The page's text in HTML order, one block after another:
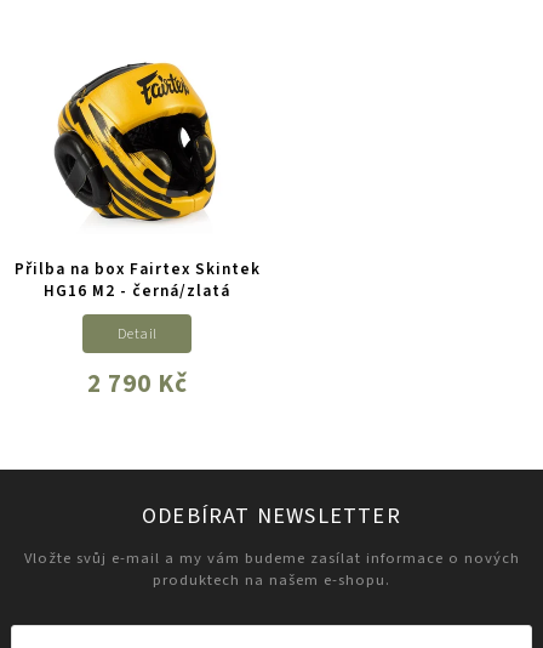
Přilba na box Fairtex Skintek
HG16 M2 - černá/zlatá
2 790 Kč
Detail
ODEBÍRAT NEWSLETTER
Vložte svůj e-mail a my vám budeme zasílat informace o nových
produktech na našem e-shopu.